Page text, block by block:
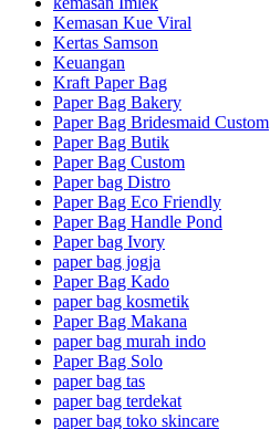
Kemasan Kue Viral
Kertas Samson
Keuangan
Kraft Paper Bag
Paper Bag Bakery
Paper Bag Bridesmaid Custom
Paper Bag Butik
Paper Bag Custom
Paper bag Distro
Paper Bag Eco Friendly
Paper Bag Handle Pond
Paper bag Ivory
paper bag jogja
Paper Bag Kado
paper bag kosmetik
Paper Bag Makana
paper bag murah indo
Paper Bag Solo
paper bag tas
paper bag terdekat
paper bag toko skincare